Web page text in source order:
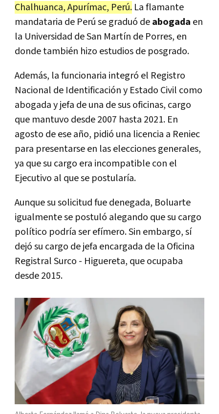
Chalhuanca, Apurímac, Perú. La flamante
mandataria de Perú se graduó deabogada en
la Universidad de San Martín de Porres, en
donde también hizo estudios de posgrado.
Además, la funcionaria integró el Registro
Nacional de Identificación y Estado Civil como
abogada y jefa de una de sus oficinas, cargo
que mantuvo desde 2007 hasta 2021. En
agosto de ese año, pidió una licencia a Reniec
para presentarse en las elecciones generales,
ya que su cargo era incompatible con el
Ejecutivo al que se postularía.
Aunque su solicitud fue denegada, Boluarte
igualmente se postuló alegando que su cargo
político podría ser efímero. Sin embargo, sí
dejó su cargo de jefa encargada de la Oficina
Registral Surco - Higuereta, que ocupaba
desde 2015.